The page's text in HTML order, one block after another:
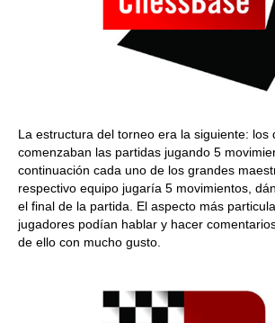
La estructura del torneo era la siguiente: los
comenzaban las partidas jugando 5
continuación cada uno de los grandes
respectivo equipo jugaría 5 movimientos,
el final de la partida. El aspecto más
jugadores podían hablar y hacer
de ello con mucho gusto.